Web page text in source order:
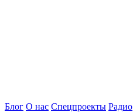
Блог О нас Спецпроекты Радио